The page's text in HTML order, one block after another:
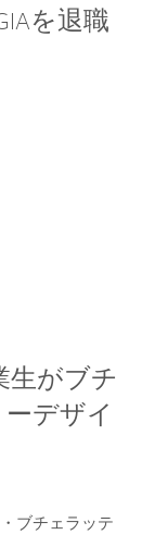
を退職
生がブチ
デザイ
ブチェラッテ